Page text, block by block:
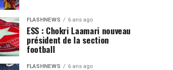
FLASHNEWS 6 ans ago
ESS : Chokri Laamari nouveau
président de la section
football
FLASHNEWS 6 ans ago